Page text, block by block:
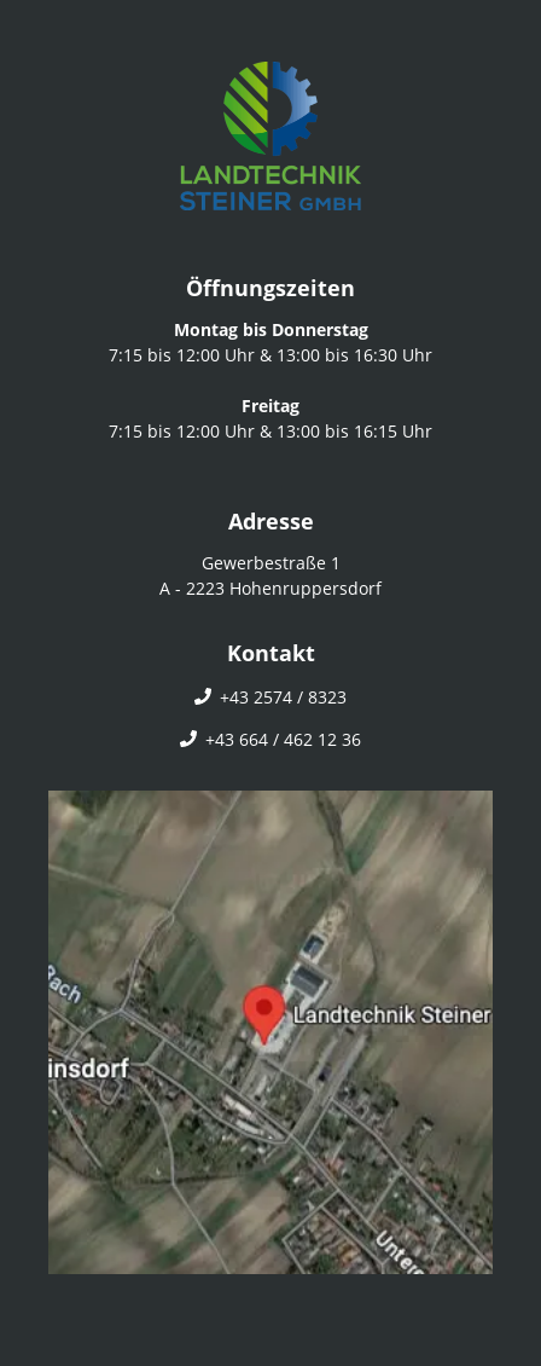
Öffnungszeiten
Montag bis Donnerstag
7:15 bis 12:00 Uhr & 13:00 bis 16:30 Uhr
Freitag
7:15 bis 12:00 Uhr & 13:00 bis 16:15 Uhr
Adresse
Gewerbestraße 1
A - 2223 Hohenruppersdorf
Kontakt
+43 2574 / 8323
+43 664 / 462 12 36